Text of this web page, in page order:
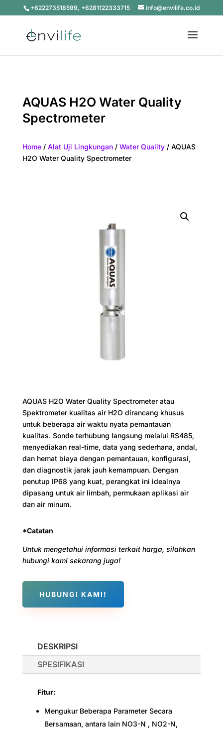
+622273518599, +6281122333715 info@envilife.co.id
AQUAS H2O Water Quality
Spectrometer
Home/ Alat Uji Lingkungan/ Water Quality/ AQUAS
H2O Water Quality Spectrometer
AQUAS H2O Water Quality Spectrometer atau
Spektrometer kualitas air H2O dirancang khusus
untuk beberapa air waktu nyata pemantauan
kualitas. Sonde terhubung langsung melalui RS485,
menyediakan real-time, data yang sederhana, andal,
dan hemat biaya dengan pemantauan, konfigurasi,
dan diagnostik jarak jauh kemampuan. Dengan
penutup IP68 yang kuat, perangkat ini idealnya
dipasang untuk air limbah, permukaan aplikasi air
dan air minum.
*Catatan
Untuk mengetahui informasi terkait harga, silahkan
hubungi kami sekarang juga!
HUBUNGI KAMI!
DESKRIPSI
SPESIFIKASI
Fitur:
Mengukur Beberapa Parameter Secara
Bersamaan, antara lain NO3-N , NO2-N,